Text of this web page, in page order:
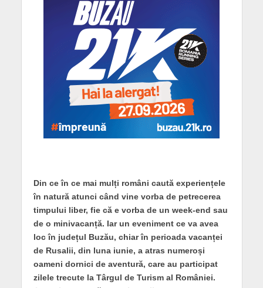
Din ce în ce mai mulți români caută experiențele
în natură atunci când vine vorba de petrecerea
timpului liber, fie că e vorba de un week-end sau
de o minivacanță. Iar un eveniment ce va avea
loc în județul Buzău, chiar în perioada vacanței
de Rusalii, din luna iunie, a atras numeroși
oameni dornici de aventură, care au participat
zilele trecute la Târgul de Turism al României.